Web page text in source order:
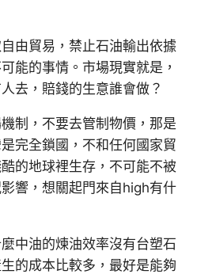
由貿易，禁止石油輸出依據
能的事情。市場現實就是，
去，賠錢的生意誰會做？
制，不要去管制物價，那是
完全鎖國，不和任何國家貿
的地球裡生存，不可能不被
響，想關起門來自high有什
中油的煉油效率沒有台塑石
的成本比較多，最好是能夠